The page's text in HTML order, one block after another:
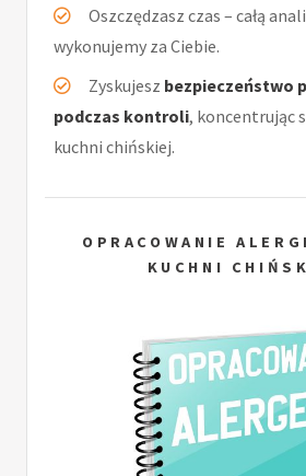
Oszczędzasz czas – całą
wykonujemy za Ciebie.
Zyskujesz bezpieczeństwo
podczas kontroli, koncentrując
kuchni chińskiej.
OPRACOWANIE
KUCHNI